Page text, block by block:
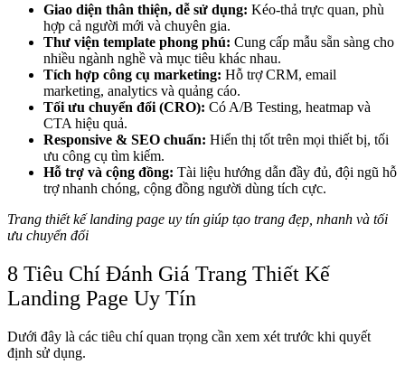
Giao diện thân thiện, dễ sử dụng: Kéo-thả trực quan, phù
hợp cả người mới và chuyên gia.
Thư viện template phong phú: Cung cấp mẫu sẵn sàng cho
nhiều ngành nghề và mục tiêu khác nhau.
Tích hợp công cụ marketing: Hỗ trợ CRM, email
marketing, analytics và quảng cáo.
Tối ưu chuyển đổi (CRO): Có A/B Testing, heatmap và
CTA hiệu quả.
Responsive & SEO chuẩn: Hiển thị tốt trên mọi thiết bị, tối
ưu công cụ tìm kiếm.
Hỗ trợ và cộng đồng: Tài liệu hướng dẫn đầy đủ, đội ngũ hỗ
trợ nhanh chóng, cộng đồng người dùng tích cực.
Trang thiết kế landing page uy tín giúp tạo trang đẹp, nhanh và tối
ưu chuyển đổi
8 Tiêu Chí Đánh Giá Trang Thiết Kế
Landing Page Uy Tín
Dưới đây là các tiêu chí quan trọng cần xem xét trước khi quyết
định sử dụng.